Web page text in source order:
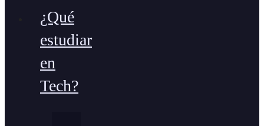
¿Qué
estudiar
en
Tech?